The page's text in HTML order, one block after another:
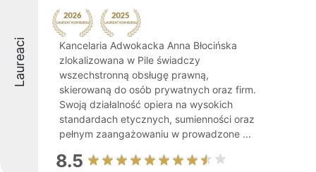
Laureaci
Kancelaria Adwokacka Anna Błocińska
zlokalizowana w Pile świadczy
wszechstronną obsługę prawną,
skierowaną do osób prywatnych oraz firm.
Swoją działalność opiera na wysokich
standardach etycznych, sumienności oraz
pełnym zaangażowaniu w prowadzone ...
8.5